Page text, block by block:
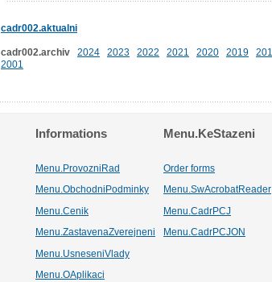
cadr002.aktualni
cadr002.archiv 2024 2023 2022 2021 2020 2019
2001
Informations Menu.KeStazeni
Menu.ProvozniRad Order forms
Menu.ObchodniPodminky
Menu.SwAcrobatReader
Menu.Cenik Menu.CadrPCJ
Menu.ZastavenaZverejneni
Menu.CadrPCJON
Menu.UsneseniVlady
Menu.OAplikaci